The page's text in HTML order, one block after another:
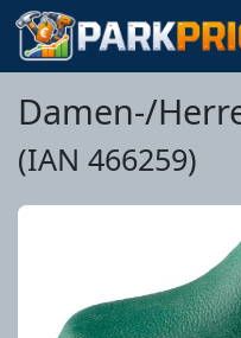
Damen-/
(IAN 466259)